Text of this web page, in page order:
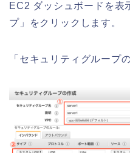
EC2 ダッシュボードを表
プ」をクリックします。
「セキュリティグループ